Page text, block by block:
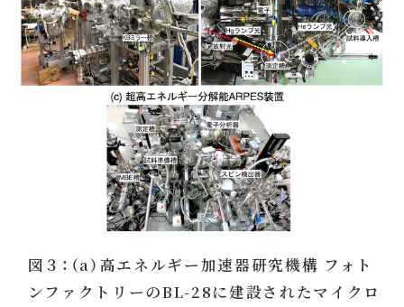
図３：（a）高エネルギー加速器研究機構 フォト
ンファクトリーのBL-28に建設されたマイクロ